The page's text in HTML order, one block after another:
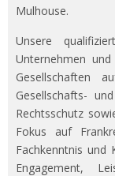
Mulhouse.
Unsere
Unternehmen
Gesellschaften
Gesellschafts-
Rechtsschutz
Fokus auf
Fachkenntnis und
Engagement,